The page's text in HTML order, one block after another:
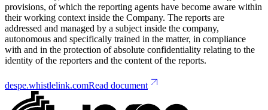
provisions, of which the reporting agents have become aware within
their working context inside the Company. The reports are
addressed and managed by a subject inside the company,
autonomous and specifically trained in the matter, in compliance
with and in the protection of absolute confidentiality relating to the
identity of the reporters and the content of the reports.
despe.whistlelink.comRead document